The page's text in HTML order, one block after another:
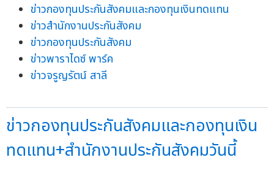
ข่าวกองทุนประกันสังคมและกองทุนเงินทดแทน
ข่าวสำนักงานประกันสังคม
ข่าวกองทุนประกันสังคม
ข่าวพาราไดซ์ พาร์ค
ข่าวจรูญรัตน์ สาลี
ข่าวกองทุนประกันสังคมและกองทุนเงิน
ทดแทน+สำนักงานประกันสังคมวันนี้